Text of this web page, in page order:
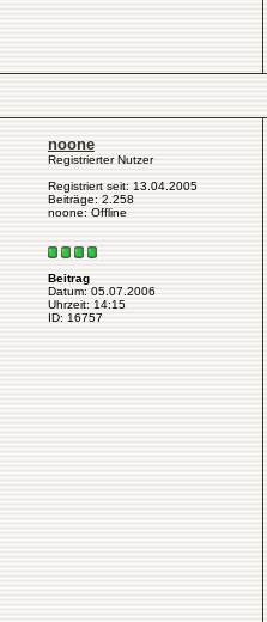
noone
Registrierter Nutzer
Registriert seit: 13.04.2005
Beiträge: 2.258
noone: Offline
Beitrag
Datum: 05.07.2006
Uhrzeit: 14:15
ID: 16757